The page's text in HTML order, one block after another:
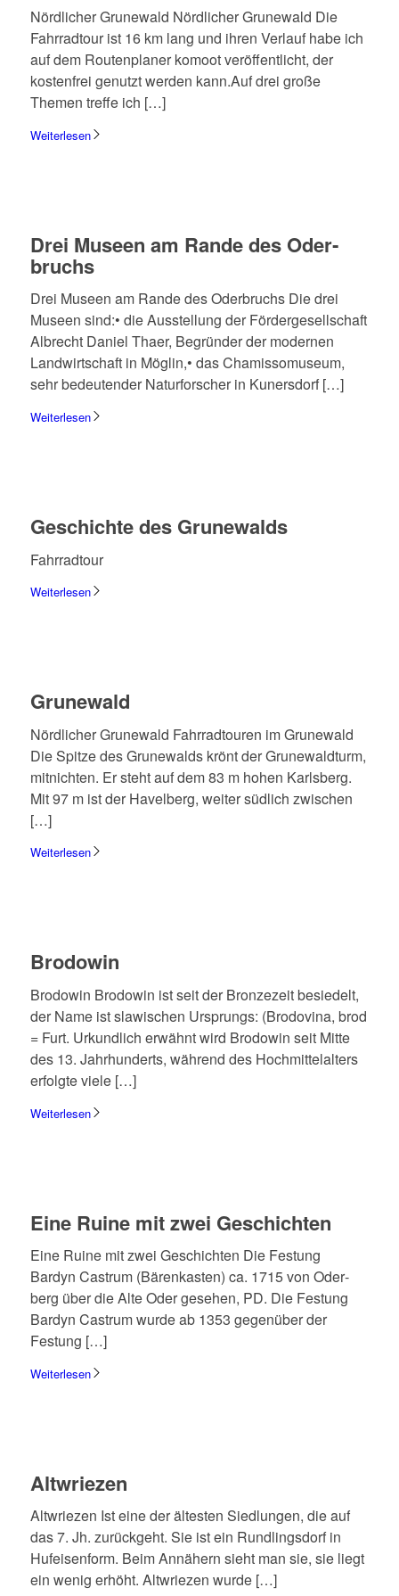
Nörd­li­cher Grune­wald Nörd­li­cher Grune­wald Die
Fahr­rad­tour ist 16 km lang und ihren Verlauf habe ich
auf dem Routen­pla­ner komoot veröf­fent­licht, der
kosten­frei genutzt werden kann.Auf drei große
Themen treffe ich […]
Weiterlesen
Drei Museen am Rande des Oder­
bruchs
Drei Museen am Rande des Oder­bruchs Die drei
Museen sind:• die Ausstel­lung der Förder­ge­sell­schaft
Albrecht Daniel Thaer, Begrün­der der moder­nen
Land­wirt­schaft in Möglin,• das Chamis­so­mu­seum,
sehr bedeu­ten­der Natur­for­scher in Kuners­dorf […]
Weiterlesen
Geschichte des Grune­walds
Fahr­rad­tour
Weiterlesen
Grune­wald
Nörd­li­cher Grune­wald Fahr­rad­tou­ren im Grune­wald
Die Spitze des Grune­walds krönt der Grune­wald­turm,
mitnich­ten. Er steht auf dem 83 m hohen Karls­berg.
Mit 97 m ist der Havel­berg, weiter südlich zwischen
[…]
Weiterlesen
Brodo­win
Brodo­win Brodo­win ist seit der Bron­ze­zeit besie­delt,
der Name ist slawi­schen Ursprungs: (Brodo­vina, brod
= Furt. Urkund­lich erwähnt wird Brodo­win seit Mitte
des 13. Jahr­hun­derts, während des Hoch­mit­tel­al­ters
erfolgte viele […]
Weiterlesen
Eine Ruine mit zwei Geschich­ten
Eine Ruine mit zwei Geschich­ten Die Festung
Bardyn Castrum (Bären­ka­sten) ca. 1715 von Oder­
berg über die Alte Oder gese­hen, PD. Die Festung
Bardyn Castrum wurde ab 1353 gegen­über der
Festung […]
Weiterlesen
Altwrie­zen
Altwrie­zen Ist eine der älte­sten Sied­lun­gen, die auf
das 7. Jh. zurück­geht. Sie ist ein Rund­lings­dorf in
Hufei­sen­form. Beim Annä­hern sieht man sie, sie liegt
ein wenig erhöht. Altwrie­zen wurde […]